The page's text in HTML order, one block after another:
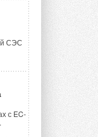
СЭС
с EC-